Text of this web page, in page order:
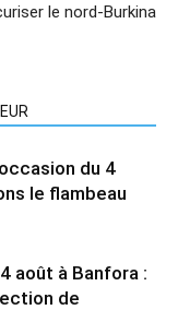
le nord-Burkina
du 4
le flambeau
août à Banfora :
de